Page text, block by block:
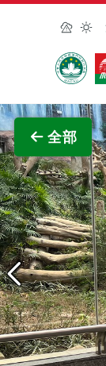
跳至主内容
澳門特
全部